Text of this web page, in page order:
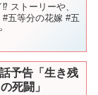
ストーリーや、
五等分の花嫁 #五
予告「生き残
死闘」